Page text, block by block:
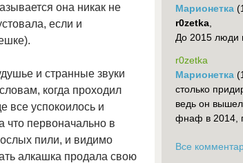
она никак не
если и
и странные звуки
когда проходил
все успокоилось и
что первоначально в
пили, и видимо
алкашка продала свою
Марионетка
r0zetka
До 2015 люди
r0zetka
Марионетка
столько
ведь он
фнаф в 2014,
Все